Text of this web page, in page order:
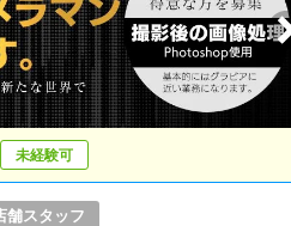
未経験可
舗スタッフ